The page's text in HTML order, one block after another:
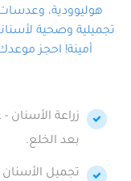
هوليوودية،
تجميلية وصحية
أمينة! احجز
زراعة الأسنان
بعد الخلع.
تجميل